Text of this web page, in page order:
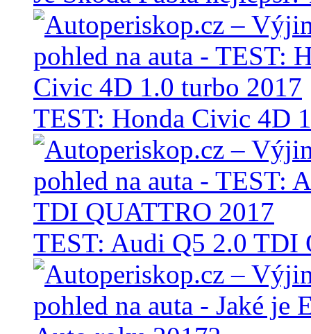
TEST: Honda Civic 4D
TEST: Audi Q5 2.0 TDI